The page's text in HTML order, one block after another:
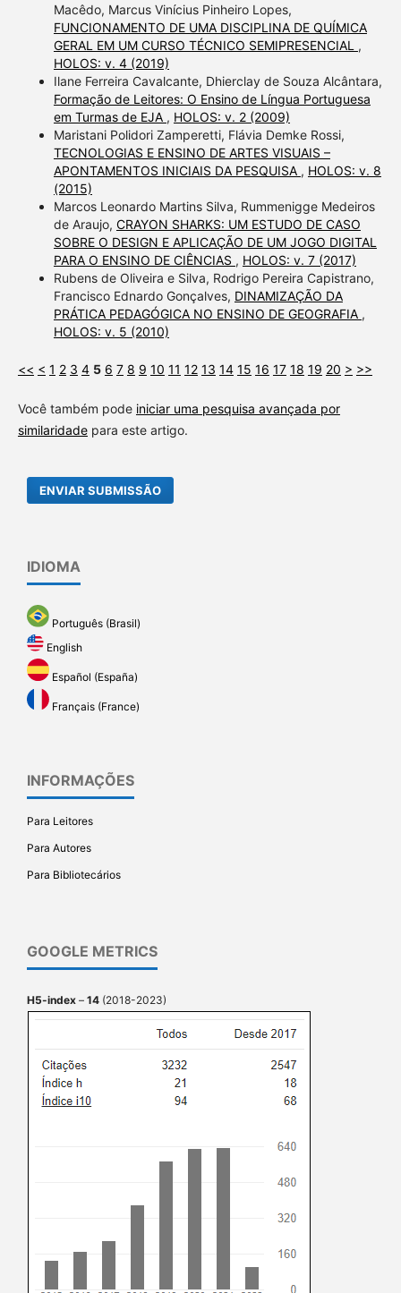
Macêdo, Marcus Vinícius Pinheiro Lopes,
FUNCIONAMENTO DE UMA DISCIPLINA DE QUÍMICA
GERAL EM UM CURSO TÉCNICO SEMIPRESENCIAL ,
HOLOS: v. 4 (2019)
Ilane Ferreira Cavalcante, Dhierclay de Souza Alcântara,
Formação de Leitores: O Ensino de Língua Portuguesa
em Turmas de EJA , HOLOS: v. 2 (2009)
Maristani Polidori Zamperetti, Flávia Demke Rossi,
TECNOLOGIAS E ENSINO DE ARTES VISUAIS –
APONTAMENTOS INICIAIS DA PESQUISA , HOLOS: v. 8
(2015)
Marcos Leonardo Martins Silva, Rummenigge Medeiros
de Araujo, CRAYON SHARKS: UM ESTUDO DE CASO
SOBRE O DESIGN E APLICAÇÃO DE UM JOGO DIGITAL
PARA O ENSINO DE CIÊNCIAS , HOLOS: v. 7 (2017)
Rubens de Oliveira e Silva, Rodrigo Pereira Capistrano,
Francisco Ednardo Gonçalves, DINAMIZAÇÃO DA
PRÁTICA PEDAGÓGICA NO ENSINO DE GEOGRAFIA ,
HOLOS: v. 5 (2010)
<< < 1 2 3 4 5 6 7 8 9 10 11 12 13 14 15 16 17 18 19 20 > >>
Você também pode iniciar uma pesquisa avançada por
similaridadepara este artigo.
ENVIAR SUBMISSÃO
IDIOMA
Português (Brasil)
English
Español (España)
Français (France)
INFORMAÇÕES
Para Leitores
Para Autores
Para Bibliotecários
GOOGLE METRICS
H5-index – 14 (2018-2023)